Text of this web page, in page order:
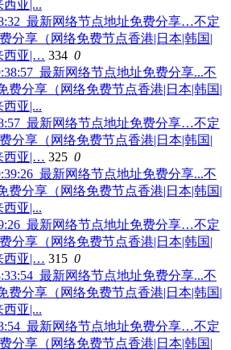
最新网络节点地址免费分享…不定
分享（网络免费节点香港|日本|韩国|
西亚|… 334 0
最新网络节点地址免费分享…不定
分享（网络免费节点香港|日本|韩国|
西亚|… 325 0
最新网络节点地址免费分享…不定
分享（网络免费节点香港|日本|韩国|
西亚|… 315 0
最新网络节点地址免费分享…不定
分享（网络免费节点香港|日本|韩国|